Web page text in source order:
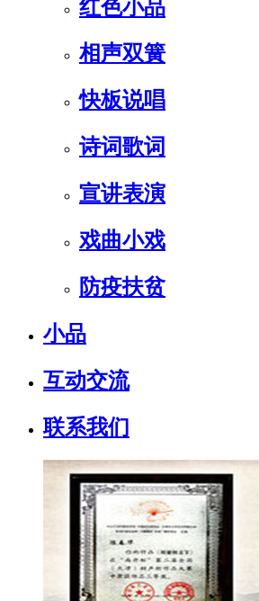
红色小品
相声双簧
快板说唱
诗词歌词
宣讲表演
戏曲小戏
防疫扶贫
小品
互动交流
联系我们